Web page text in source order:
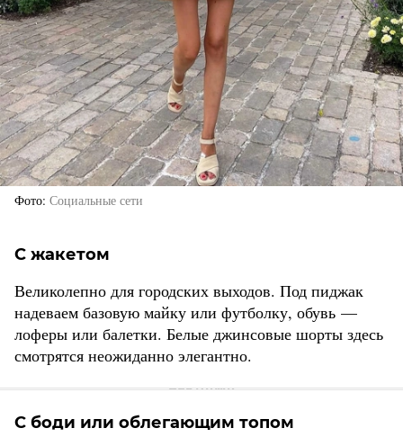
Фото Социальные сети
С жакетом
Великолепно для городских выходов. Под пиджак
надеваем базовую майку или футболку, обувь —
лоферы или балетки. Белые джинсовые шорты здесь
смотрятся неожиданно элегантно.
С боди или облегающим топом